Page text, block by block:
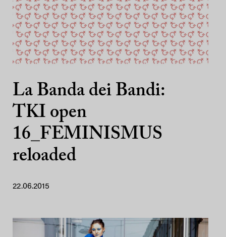
La Banda dei Bandi:
TKI open
16_FEMINISMUS
reloaded
22.06.2015